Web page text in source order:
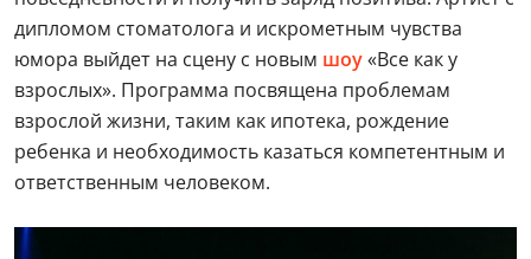
дипломом стоматолога и искрометным чувства
юмора выйдет на сцену с новым шоу«Все как у
взрослых». Программа посвящена проблемам
взрослой жизни, таким как ипотека, рождение
ребенка и необходимость казаться компетентным и
ответственным человеком.